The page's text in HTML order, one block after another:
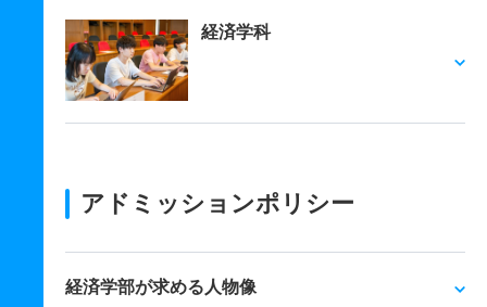
経済学科
アドミッションポリシー
経済学部が求める人物像